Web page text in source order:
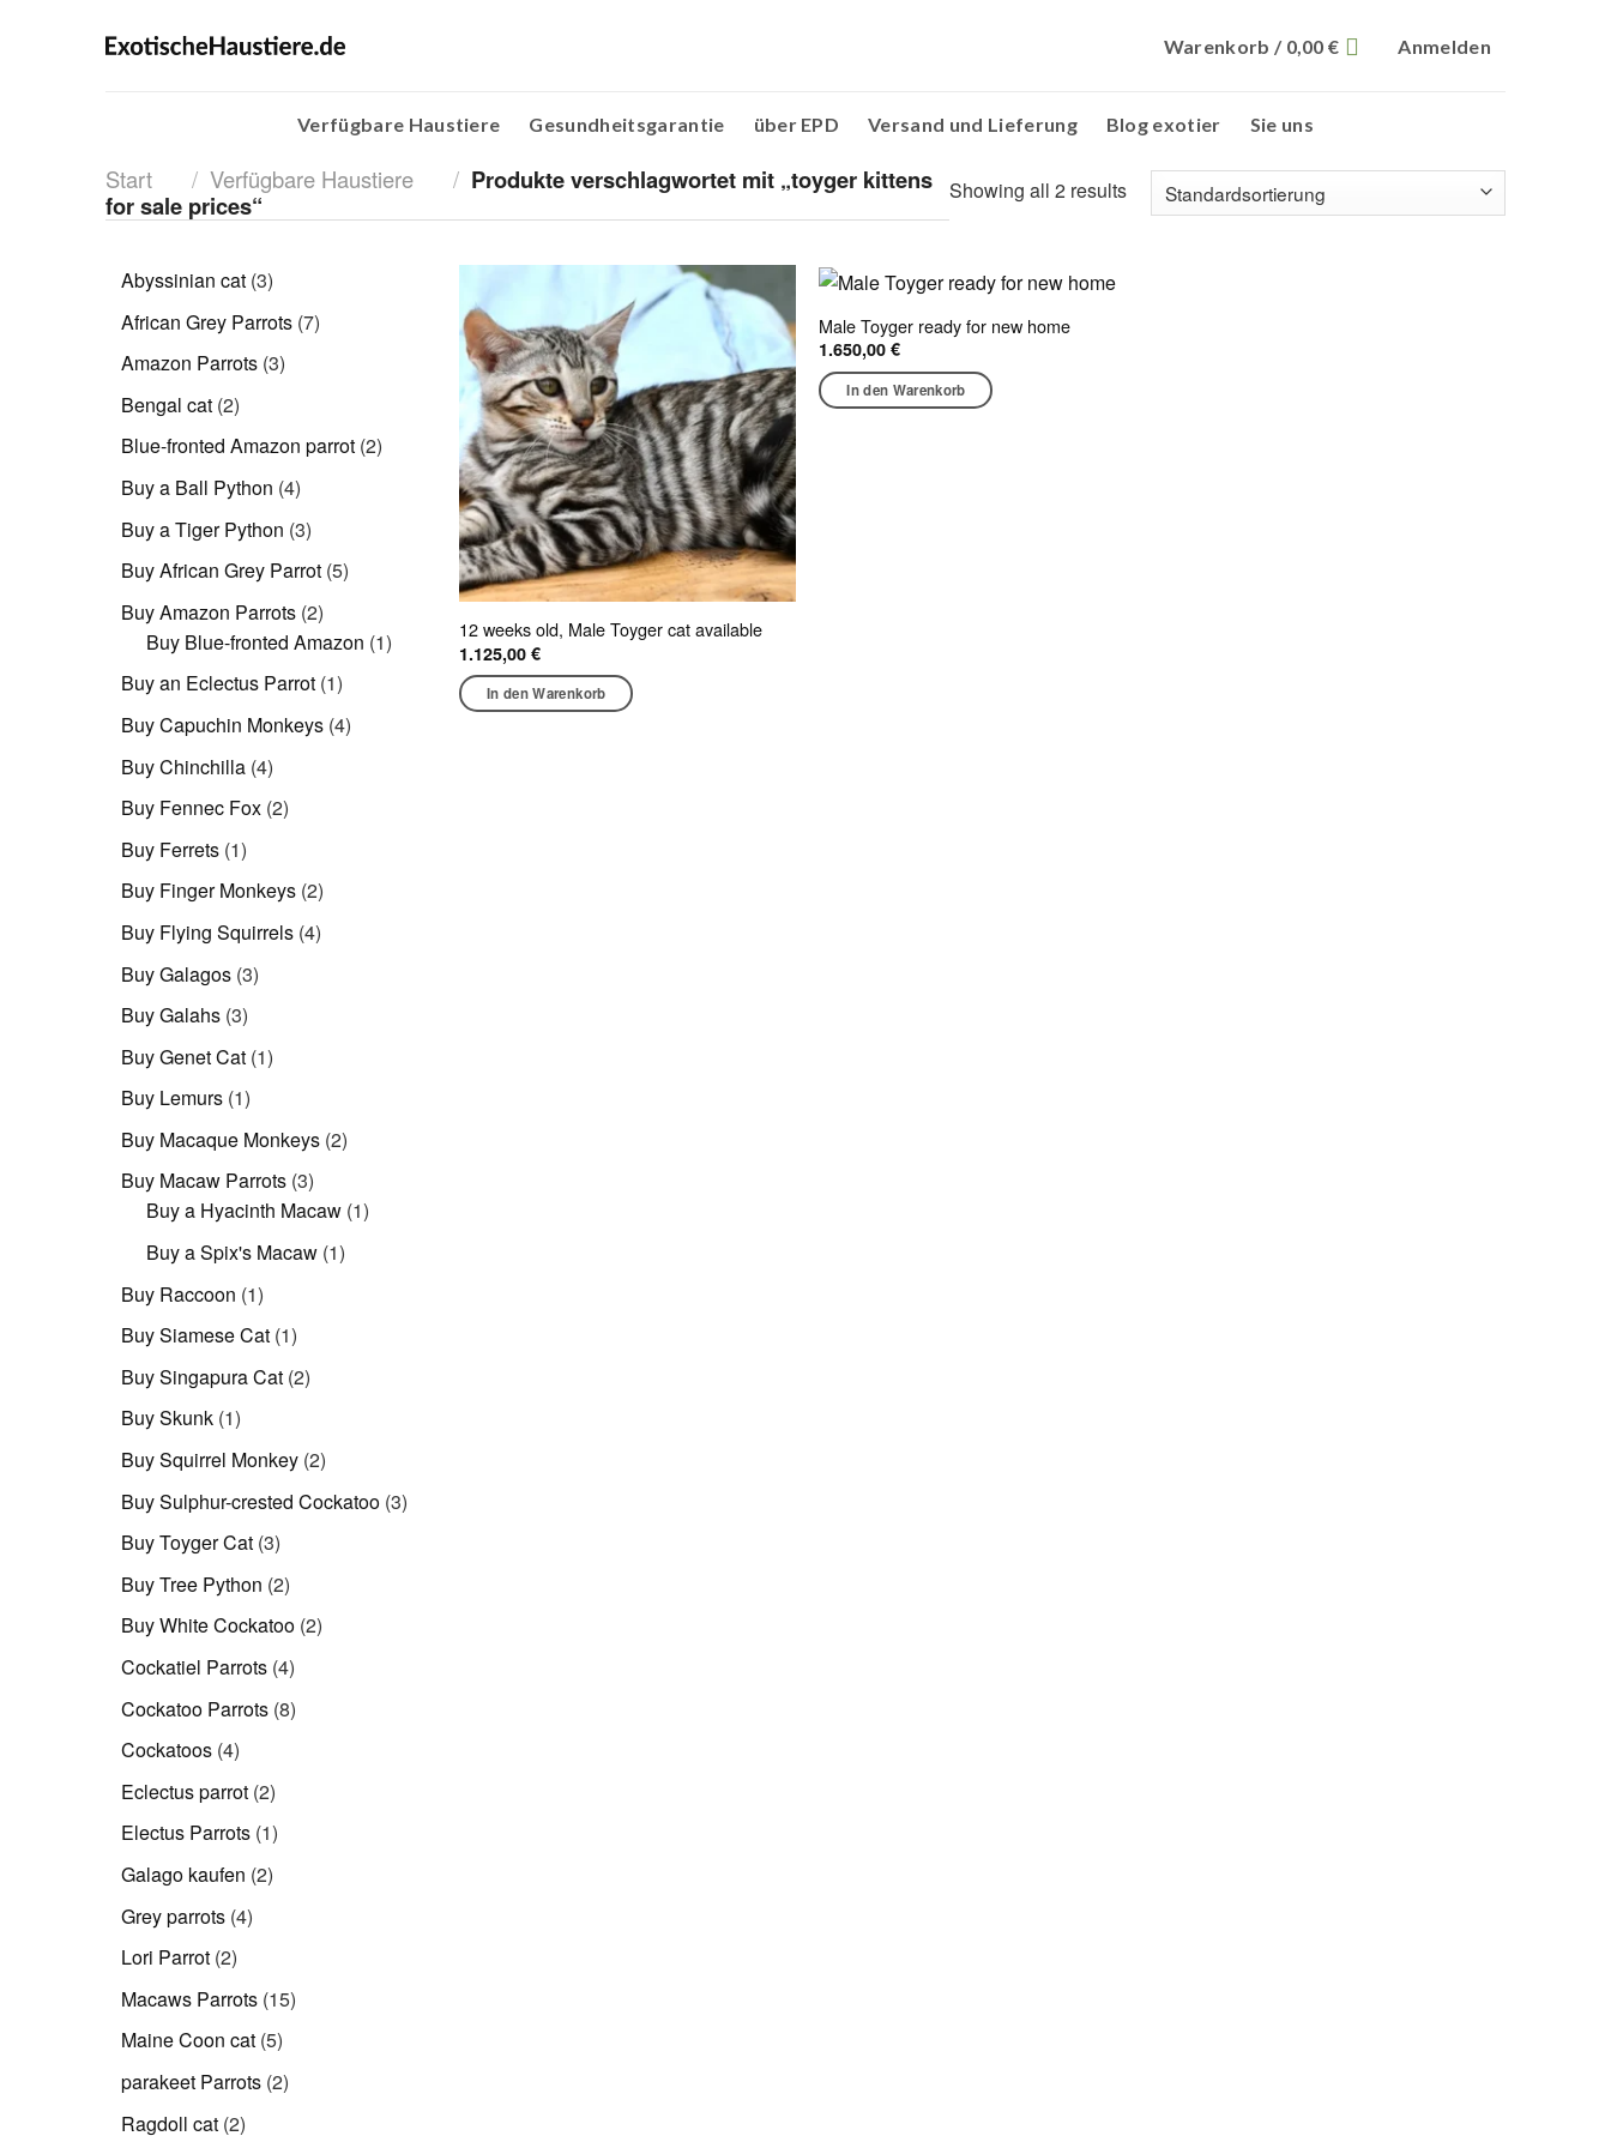
Warenkorb / 0,00€ Anmelden
Verfügbare Haustiere Gesundheitsgarantie über EPD Versand und Lieferung Blog exotier Sie uns
Start / Verfügbare Haustiere / Produkte verschlagwortet mit „toyger kittens
for sale prices“
Showing all 2 results
Abyssinian cat 33
Produkte
African Grey Parrots 77
Amazon Parrots 33
Bengal cat 22
Produkte
Blue-fronted Amazon parrot 22
Buy a Ball Python 44
Produkte
Buy a Tiger Python 33
Produkte
Buy African Grey Parrot 55
Buy Amazon Parrots 22
Produkte
Buy Blue-fronted Amazon 11
Buy an Eclectus Parrot 11
Produkt
Buy Capuchin Monkeys 44
Buy Chinchilla 44
Produkte
Buy Fennec Fox 22
Buy Ferrets 11
Produkt
Buy Finger Monkeys 22
Produkte
Buy Flying Squirrels 44
Buy Galagos 33
Buy Galahs 33
Produkte
Buy Genet Cat 11
Buy Lemurs 11
Produkt
Buy Macaque Monkeys 22
Buy Macaw Parrots 33
Produkte
Buy a Hyacinth Macaw 11
Buy a Spix's Macaw 11
Buy Raccoon 11
Produkt
Buy Siamese Cat 11
Produkt
Buy Singapura Cat 22
Buy Skunk 11
Produkt
Buy Squirrel Monkey 22
Produkte
Buy Sulphur-crested Cockatoo 33
Buy Toyger Cat 33
Produkte
Buy Tree Python 22
Produkte
Buy White Cockatoo 22
Cockatiel Parrots 44
Produkte
Cockatoo Parrots 88
Cockatoos 44
Produkte
Eclectus parrot 22
Produkte
Electus Parrots 11
Galago kaufen 22
Grey parrots 44
Lori Parrot 22
Produkte
Macaws Parrots 1515
Maine Coon cat 55
Produkte
parakeet Parrots 22
Ragdoll cat 22
12 weeks old, Male Toyger cat available
1.125,00€
In den Warenkorb
Male Toyger ready for new home
1.650,00€
In den Warenkorb